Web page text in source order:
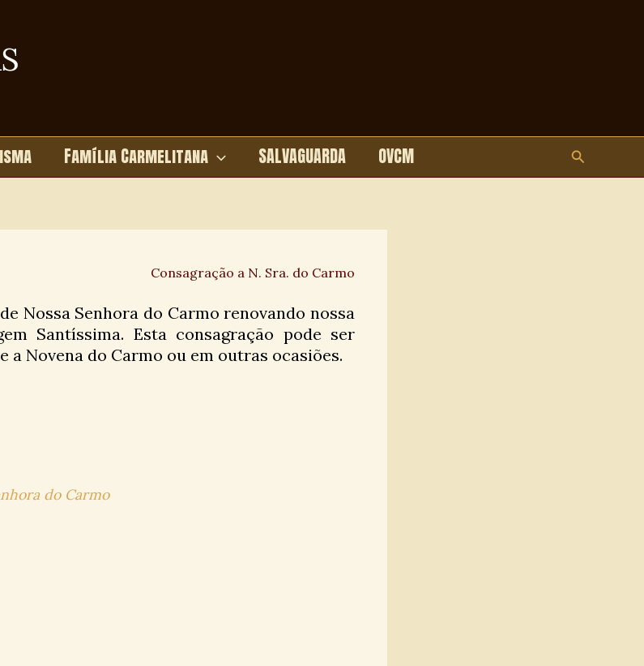
Família Carmelitana SALVAGUARDA OVCM Pesquisar
Consagração a N. Sra. do Carmo
Nossa Senhora do Carmo renovando nossa
Santíssima. Esta consagração pode ser
a Novena do Carmo ou em outras ocasiões.
do Carmo